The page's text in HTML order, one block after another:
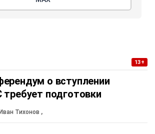
13+
о вступлении
подготовки
Тихонов ,